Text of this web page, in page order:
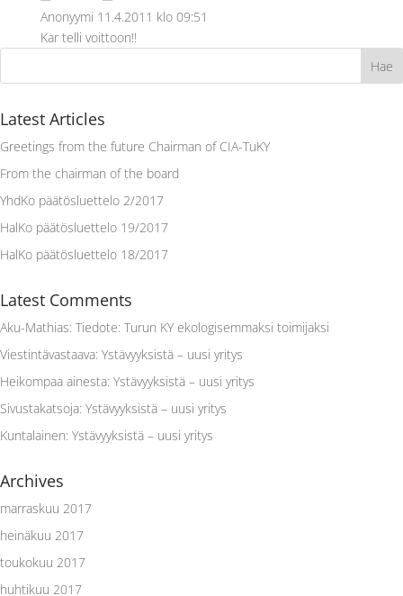
Anonyymi 11.4.2011 klo 09:51
Kar telli voittoon!!
Latest Articles
Greetings from the future Chairman of CIA-TuKY
From the chairman of the board
YhdKo päätösluettelo 2/2017
HalKo päätösluettelo 19/2017
HalKo päätösluettelo 18/2017
Latest Comments
Aku-Mathias: Tiedote: Turun KY ekologisemmaksi toimijaksi
Viestintävastaava: Ystävyyksistä – uusi yritys
Heikompaa ainesta: Ystävyyksistä – uusi yritys
Sivustakatsoja: Ystävyyksistä – uusi yritys
Kuntalainen: Ystävyyksistä – uusi yritys
Archives
marraskuu 2017
heinäkuu 2017
toukokuu 2017
huhtikuu 2017